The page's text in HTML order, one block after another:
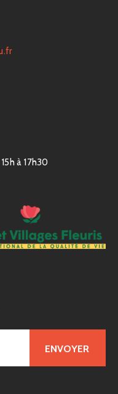
à 17h30